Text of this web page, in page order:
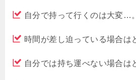
自分で持って行くのは大変…。
時間が差し迫っている場合は
自分では持ち運べない場合は